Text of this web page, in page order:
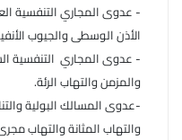
- عدوى المجاري التنفسية
الأذن الوسطى والجيوب
- عدوى المجاري التنفسية
والمزمن والتهاب الرئة.
-عدوى المسالك البولية
والتهاب المثانة والتهاب